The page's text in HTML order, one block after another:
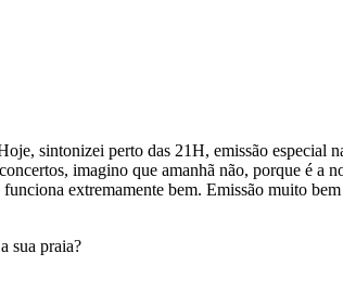
sintonizei perto das 21H, emissão especial
imagino que amanhã não, porque é a
extremamente bem. Emissão muito
sua praia?